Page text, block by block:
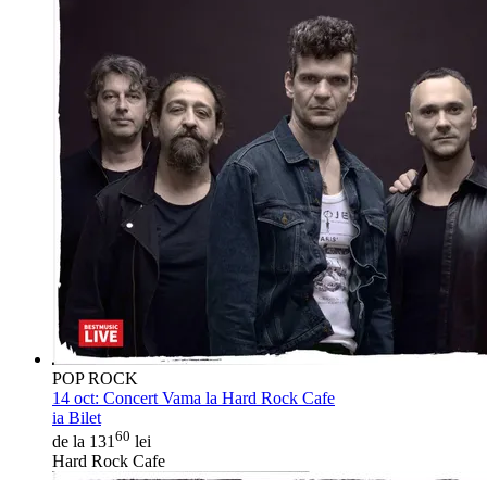
POP ROCK
14 oct: Concert Vama la Hard Rock Cafe
ia Bilet
de la 131 60 lei
Hard Rock Cafe